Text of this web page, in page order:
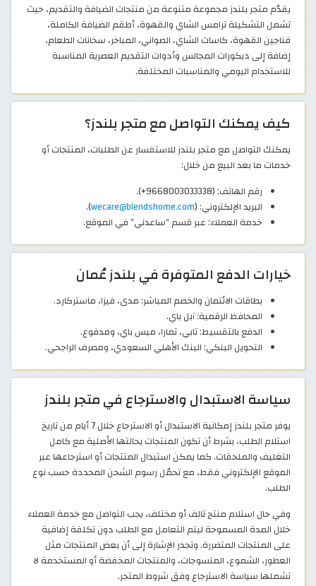
يقدّم متجر بلندز مجموعة متنوعة من منتجات الضيافة والتقديم، حيث
تشمل التشكيلة ترامس الشاي والقهوة، أطقم الضيافة الكاملة،
فناجين القهوة، كاسات الشاي، الصواني، المباخر، سخانات الطعام،
إضافة إلى ديكورات المجالس وأدوات التقديم العصرية المناسبة
للاستخدام اليومي والمناسبات المختلفة.
كيف يمكنك التواصل مع متجر بلندز؟
يمكنك التواصل مع متجر بلندز للاستفسار عن الطلبات، المنتجات أو
خدمات ما بعد البيع من خلال:
رقم الهاتف: (9668003033338+).
البريد الإلكتروني: (wecare@blendshome.com
).
خدمة العملاء: عبر قسم “ساعدني” في الموقع.
خيارات الدفع المتوفرة في بلندز عُمان
بطاقات الائتمان والخصم المباشر: مدى، فيزا، ماستركارد.
المحافظ الرقمية: آبل باي.
الدفع بالتقسيط: تابي، تمارا، ميس باي، ومدفوع.
التحويل البنكي: البنك الأهلي السعودي، ومصرف الراجحي.
سياسة الاستبدال والاسترجاع في متجر بلندز
يوفر متجر بلندز إمكانية الاستبدال أو الاسترجاع خلال 7 أيام من تاريخ
استلام الطلب، بشرط أن تكون المنتجات بحالتها الأصلية مع كامل
التغليف والملحقات. كما يمكن استبدال المنتجات أو استرجاعها عبر
الموقع الإلكتروني فقط، مع تحمّل رسوم الشحن المحددة حسب نوع
الطلب.
وفي حال استلام منتج تالف أو مختلف، يجب التواصل مع خدمة العملاء
خلال المدة المسموحة ليتم التعامل مع الطلب دون تكلفة إضافية
على المنتجات المتضررة. وتجدر الإشارة إلى أن بعض المنتجات مثل
العطور، الشموع، المنسوجات، والمنتجات المخفضة أو المستخدمة لا
تشملها سياسة الاسترجاع وفق شروط المتجر.